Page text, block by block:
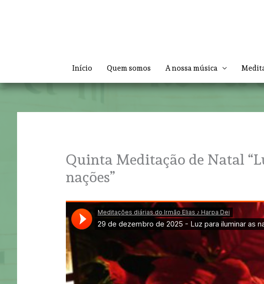
Início Quem somos A nossa música
Quinta Meditação de Natal
nações”